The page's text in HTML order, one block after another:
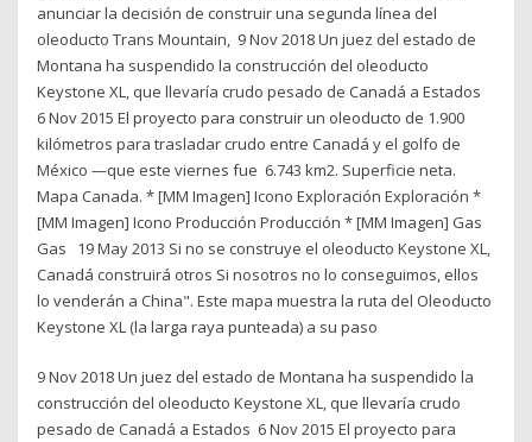
anunciar la decisión de construir una segunda línea del
oleoducto Trans Mountain, 9 Nov 2018 Un juez del estado de
Montana ha suspendido la construcción del oleoducto
Keystone XL, que llevaría crudo pesado de Canadá a Estados
6 Nov 2015 El proyecto para construir un oleoducto de 1.900
kilómetros para trasladar crudo entre Canadá y el golfo de
México —que este viernes fue 6.743 km2. Superficie neta.
Mapa Canada. * [MM Imagen] Icono Exploración Exploración *
[MM Imagen] Icono Producción Producción * [MM Imagen] Gas
Gas 19 May 2013 Si no se construye el oleoducto Keystone XL,
Canadá construirá otros Si nosotros no lo conseguimos, ellos
lo venderán a China". Este mapa muestra la ruta del Oleoducto
Keystone XL (la larga raya punteada) a su paso
9 Nov 2018 Un juez del estado de Montana ha suspendido la
construcción del oleoducto Keystone XL, que llevaría crudo
pesado de Canadá a Estados 6 Nov 2015 El proyecto para